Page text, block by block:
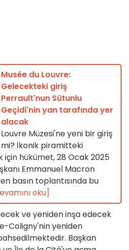
Musée du Louvre:
Gelecekteki giriş
Perrault'nun Sütunlu
Geçidi'nin yan tarafında yer
alacak
Louvre Müzesi'ne yeni bir giriş
mi? İkonik piramitteki
için hükümet, 28 Ocak 2025
Emmanuel Macron
basın toplantısında bu
oku]
ve yeniden inşa edecek
Coligny'nin yeniden
Başkan